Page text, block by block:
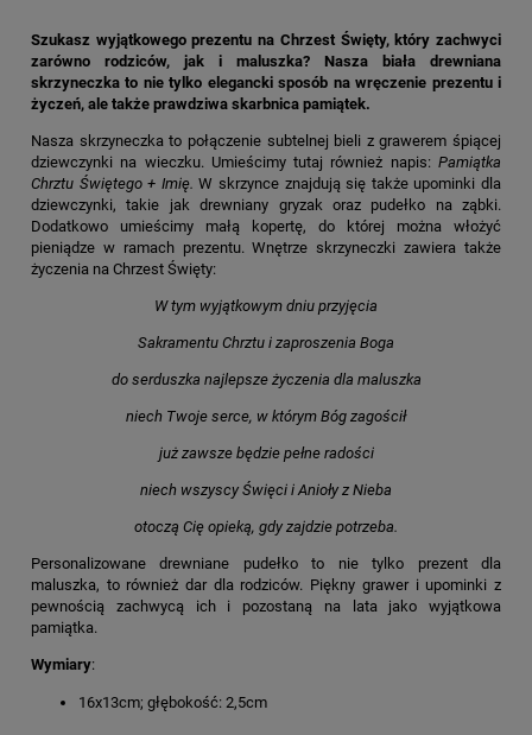
Szukasz wyjątkowego prezentu na Chrzest Święty, który zachwyci
zarówno rodziców, jak i maluszka? Nasza biała drewniana
skrzyneczka to nie tylko elegancki sposób na wręczenie prezentu i
życzeń, ale także prawdziwa skarbnica pamiątek.
Nasza skrzyneczka to połączenie subtelnej bieli z grawerem śpiącej
dziewczynki na wieczku. Umieścimy tutaj również napis: Pamiątka
Chrztu Świętego + Imię. W skrzynce znajdują się także upominki dla
dziewczynki, takie jak drewniany gryzak oraz pudełko na ząbki.
Dodatkowo umieścimy małą kopertę, do której można włożyć
pieniądze w ramach prezentu. Wnętrze skrzyneczki zawiera także
życzenia na Chrzest Święty:
W tym wyjątkowym dniu przyjęcia
Sakramentu Chrztu i zaproszenia Boga
do serduszka najlepsze życzenia dla maluszka
niech Twoje serce, w którym Bóg zagościł
już zawsze będzie pełne radości
niech wszyscy Święci i Anioły z Nieba
otoczą Cię opieką, gdy zajdzie potrzeba.
Personalizowane drewniane pudełko to nie tylko prezent dla
maluszka, to również dar dla rodziców. Piękny grawer i upominki z
pewnością zachwycą ich i pozostaną na lata jako wyjątkowa
pamiątka.
Wymiary:
16x13cm; głębokość: 2,5cm